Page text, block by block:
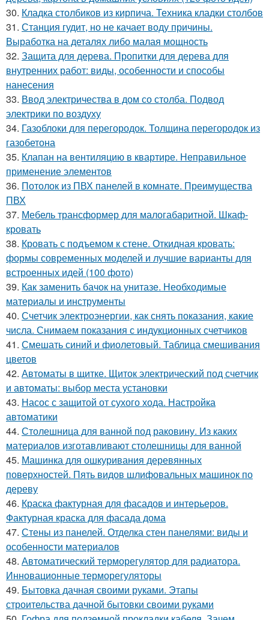
30. Кладка столбиков из кирпича. Техника кладки столбов
31. Станция гудит, но не качает воду причины.
Выработка на деталях либо малая мощность
32. Защита для дерева. Пропитки для дерева для
внутренних работ: виды, особенности и способы
нанесения
33. Ввод электричества в дом со столба. Подвод
электрики по воздуху
34. Газоблоки для перегородок. Толщина перегородок из
газобетона
35. Клапан на вентиляцию в квартире. Неправильное
применение элементов
36. Потолок из ПВХ панелей в комнате. Преимущества
ПВХ
37. Мебель трансформер для малогабаритной. Шкаф-
кровать
38. Кровать с подъемом к стене. Откидная кровать:
формы современных моделей и лучшие варианты для
встроенных идей (100 фото)
39. Как заменить бачок на унитазе. Необходимые
материалы и инструменты
40. Счетчик электроэнергии, как снять показания, какие
числа. Снимаем показания с индукционных счетчиков
41. Смешать синий и фиолетовый. Таблица смешивания
цветов
42. Автоматы в щитке. Щиток электрический под счетчик
и автоматы: выбор места установки
43. Насос с защитой от сухого хода. Настройка
автоматики
44. Столешница для ванной под раковину. Из каких
материалов изготавливают столешницы для ванной
45. Машинка для ошкуривания деревянных
поверхностей. Пять видов шлифовальных машинок по
дереву
46. Краска фактурная для фасадов и интерьеров.
Фактурная краска для фасада дома
47. Стены из панелей. Отделка стен панелями: виды и
особенности материалов
48. Автоматический терморегулятор для радиатора.
Инновационные терморегуляторы
49. Бытовка дачная своими руками. Этапы
строительства дачной бытовки своими руками